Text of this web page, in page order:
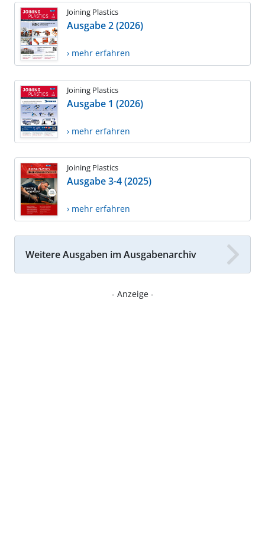
Joining Plastics
Ausgabe 2 (2026)
› mehr erfahren
Joining Plastics
Ausgabe 1 (2026)
› mehr erfahren
Joining Plastics
Ausgabe 3-4 (2025)
› mehr erfahren
Weitere Ausgaben im Ausgabenarchiv
- Anzeige -